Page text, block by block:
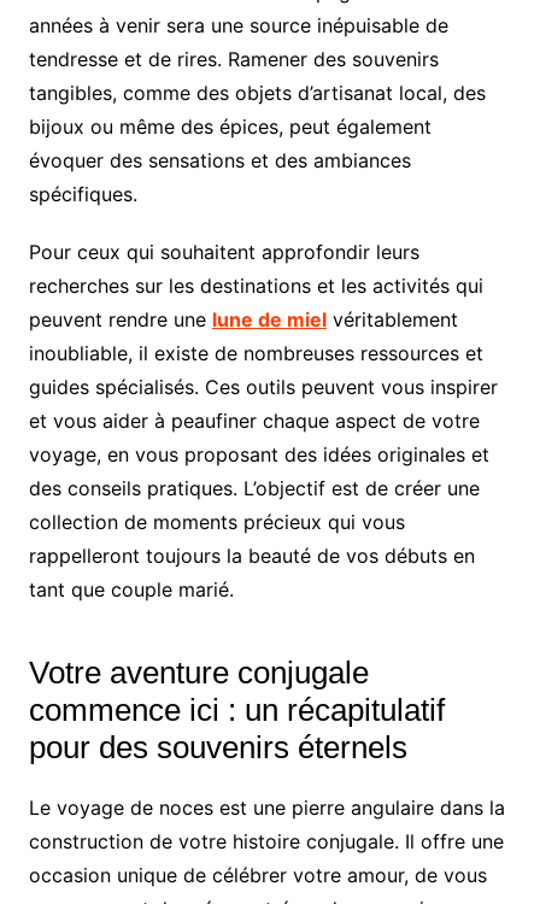
années à venir sera une source inépuisable de
tendresse et de rires. Ramener des souvenirs
tangibles, comme des objets d’artisanat local, des
bijoux ou même des épices, peut également
évoquer des sensations et des ambiances
spécifiques.
Pour ceux qui souhaitent approfondir leurs
recherches sur les destinations et les activités qui
peuvent rendre une lune de mielvéritablement
inoubliable, il existe de nombreuses ressources et
guides spécialisés. Ces outils peuvent vous inspirer
et vous aider à peaufiner chaque aspect de votre
voyage, en vous proposant des idées originales et
des conseils pratiques. L’objectif est de créer une
collection de moments précieux qui vous
rappelleront toujours la beauté de vos débuts en
tant que couple marié.
Votre aventure conjugale
commence ici : un récapitulatif
pour des souvenirs éternels
Le voyage de noces est une pierre angulaire dans la
construction de votre histoire conjugale. Il offre une
occasion unique de célébrer votre amour, de vous